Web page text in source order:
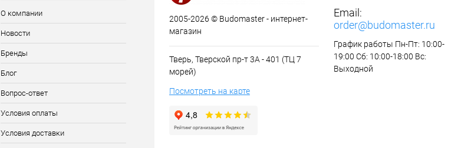
О компании
Новости
Бренды
Блог
Вопрос-ответ
Условия оплаты
Условия доставки
2005-2026 © Budomaster - интернет-
магазин
Тверь, Тверской пр-т 3А - 401 (ТЦ 7
морей)
Посмотреть на карте
Email:
order@budomaster.ru
График работы Пн-Пт: 10:00-
19:00 Сб: 10:00-18:00 Вс:
Выходной